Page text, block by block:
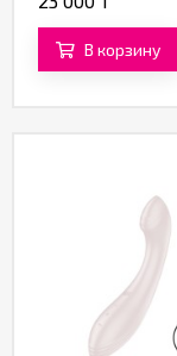
В корзину